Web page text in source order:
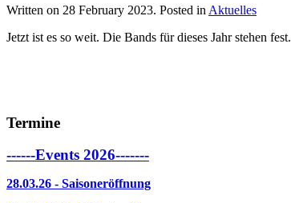
Written on 28 February 2023. Posted in Aktuelles
Jetzt ist es so weit. Die Bands für dieses Jahr stehen fest.
Termine
------Events 2026-------
28.03.26 - Saisoneröffnung